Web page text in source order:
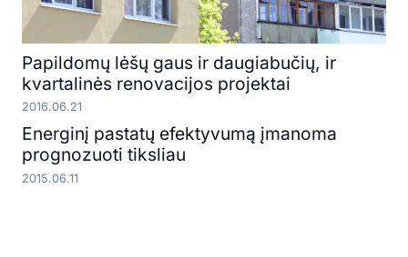
Papildomų lėšų gaus ir daugiabučių, ir
kvartalinės renovacijos projektai
2016.06.21
Energinį pastatų efektyvumą įmanoma
prognozuoti tiksliau
2015.06.11